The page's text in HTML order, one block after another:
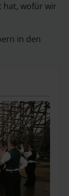
hat, wofür wir
in den